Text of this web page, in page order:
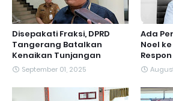
Disepakati Fraksi, DPRD
Tangerang Batalkan
Kenaikan Tunjangan
September 01, 2025
Ada
Noel